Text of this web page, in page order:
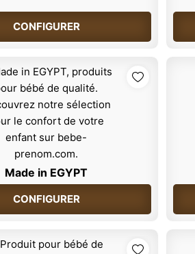
CONFIGURER
Made in EGYPT
CONFIGURER